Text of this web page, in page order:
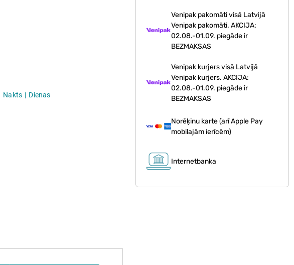
Nakts Dienas
Venipak pakomāti visā Latvijā
Venipak pakomāti. AKCIJA:
02.08.-01.09. piegāde ir
BEZMAKSAS
Venipak kurjers visā Latvijā
Venipak kurjers. AKCIJA:
02.08.-01.09. piegāde ir
BEZMAKSAS
Norēķinu karte (arī Apple Pay
mobilajām ierīcēm)
Internetbanka